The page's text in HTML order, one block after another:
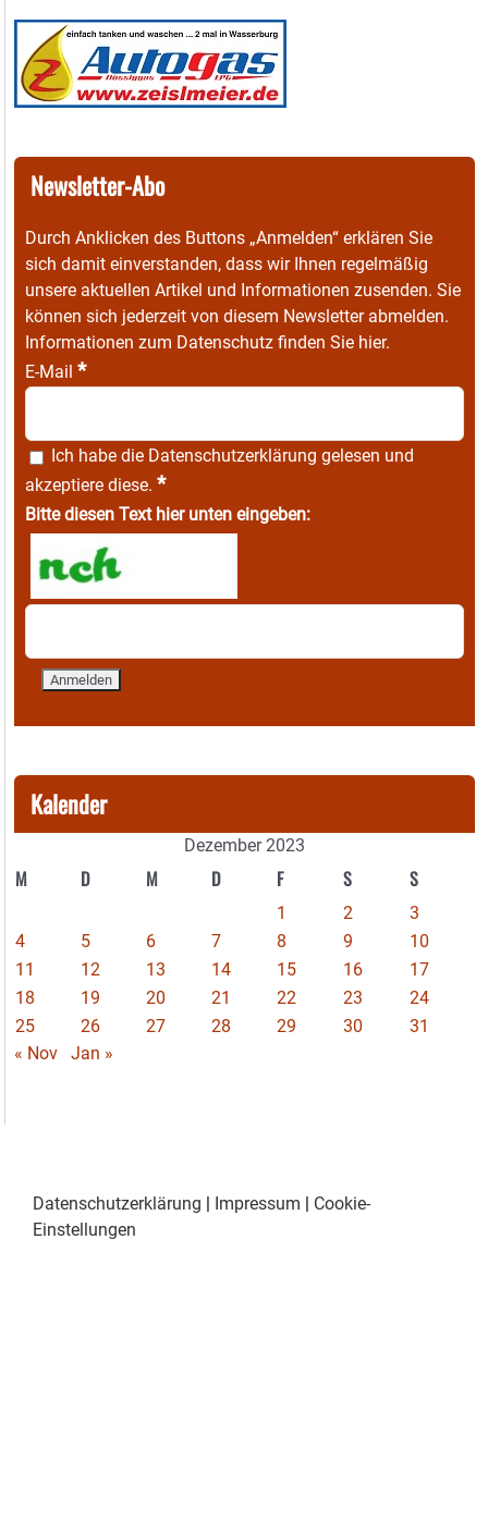
Newsletter-Abo
Durch Anklicken des Buttons „Anmelden“ erklären Sie
sich damit einverstanden, dass wir Ihnen regelmäßig
unsere aktuellen Artikel und Informationen zusenden. Sie
können sich jederzeit von diesem Newsletter abmelden.
Informationen zum Datenschutz finden Sie hier.
E-Mail *
Ich habe die Datenschutzerklärung gelesen und
akzeptiere diese. *
Bitte diesen Text hier unten eingeben:
Kalender
Dezember 2023
M D M D F S S
1 2
3
4
5 6 7 8 9
10
11
12 13 14 15 16
17
18
19 20 21 22 23
24
25
26 27 28 29 30
31
« Nov
Jan »
Datenschutzerklärung Impressum
Cookie-
Einstellungen